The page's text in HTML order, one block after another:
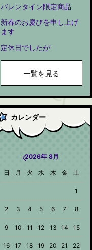
バレンタイン限定商品
新春のお慶びを申し上げ
ます
定休日でしたが
一覧を見る
カレンダー
2026年 8月
日 月 火 水 木 金 土
1
2 3 4 5 6 7 8
9 10 11 12 13 14 15
16 17 18 19 20 21 22